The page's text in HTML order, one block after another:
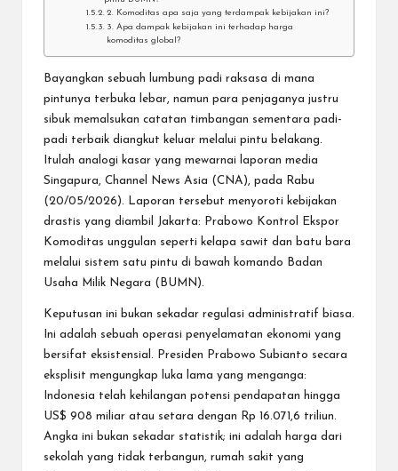
2. Komoditas apa saja yang terdampak kebijakan ini?
3. Apa dampak kebijakan ini terhadap harga
komoditas global?
Bayangkan sebuah lumbung padi raksasa di mana
pintunya terbuka lebar, namun para penjaganya justru
sibuk memalsukan catatan timbangan sementara padi-
padi terbaik diangkut keluar melalui pintu belakang.
Itulah analogi kasar yang mewarnai laporan media
Singapura, Channel News Asia (CNA), pada Rabu
(20/05/2026). Laporan tersebut menyoroti kebijakan
drastis yang diambil Jakarta:
Prabowo Kontrol Ekspor
Komoditas unggulan seperti kelapa sawit dan batu bara
melalui sistem satu pintu di bawah komando Badan
Usaha Milik Negara (BUMN).
Keputusan ini bukan sekadar regulasi administratif biasa.
Ini adalah sebuah operasi penyelamatan ekonomi yang
bersifat eksistensial. Presiden Prabowo Subianto secara
eksplisit mengungkap luka lama yang menganga:
Indonesia telah kehilangan potensi pendapatan hingga
US$ 908 miliar atau setara dengan Rp 16.071,6 triliun.
Angka ini bukan sekadar statistik; ini adalah harga dari
sekolah yang tidak terbangun, rumah sakit yang